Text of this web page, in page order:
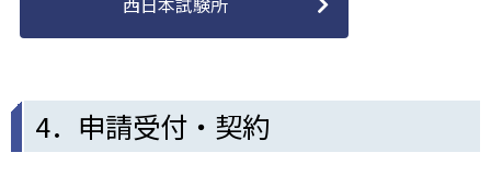
4．申請受付・契約